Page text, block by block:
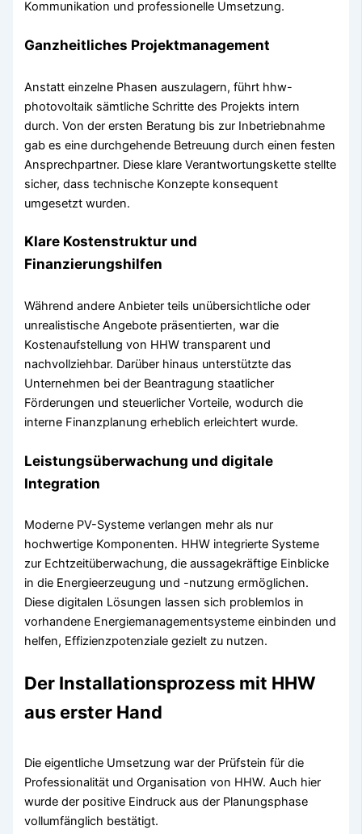
Kommunikation und professionelle Umsetzung.
Ganzheitliches Projektmanagement
Anstatt einzelne Phasen auszulagern, führt hhw-
photovoltaik sämtliche Schritte des Projekts intern
durch. Von der ersten Beratung bis zur Inbetriebnahme
gab es eine durchgehende Betreuung durch einen festen
Ansprechpartner. Diese klare Verantwortungskette stellte
sicher, dass technische Konzepte konsequent
umgesetzt wurden.
Klare Kostenstruktur und
Finanzierungshilfen
Während andere Anbieter teils unübersichtliche oder
unrealistische Angebote präsentierten, war die
Kostenaufstellung von HHW transparent und
nachvollziehbar. Darüber hinaus unterstützte das
Unternehmen bei der Beantragung staatlicher
Förderungen und steuerlicher Vorteile, wodurch die
interne Finanzplanung erheblich erleichtert wurde.
Leistungsüberwachung und digitale
Integration
Moderne PV-Systeme verlangen mehr als nur
hochwertige Komponenten. HHW integrierte Systeme
zur Echtzeitüberwachung, die aussagekräftige Einblicke
in die Energieerzeugung und -nutzung ermöglichen.
Diese digitalen Lösungen lassen sich problemlos in
vorhandene Energiemanagementsysteme einbinden und
helfen, Effizienzpotenziale gezielt zu nutzen.
Der Installationsprozess mit HHW
aus erster Hand
Die eigentliche Umsetzung war der Prüfstein für die
Professionalität und Organisation von HHW. Auch hier
wurde der positive Eindruck aus der Planungsphase
vollumfänglich bestätigt.